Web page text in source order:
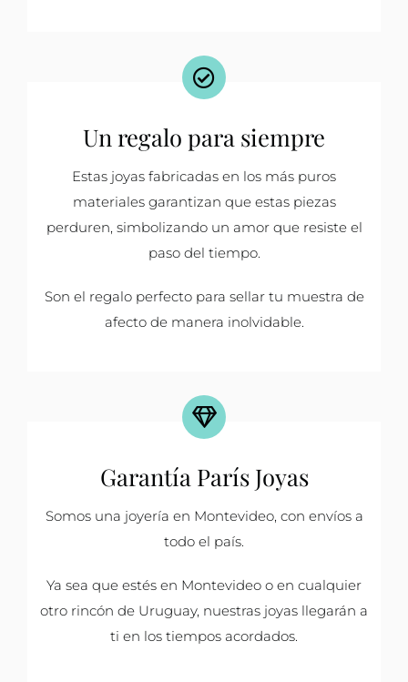
Un regalo para siempre
Estas joyas fabricadas en los más puros
materiales garantizan que estas piezas
perduren, simbolizando un amor que resiste el
paso del tiempo.
Son el regalo perfecto para sellar tu muestra de
afecto de manera inolvidable.
Garantía París Joyas
Somos una joyería en Montevideo, con envíos a
todo el país.
Ya sea que estés en Montevideo o en cualquier
otro rincón de Uruguay, nuestras joyas llegarán a
ti en los tiempos acordados.